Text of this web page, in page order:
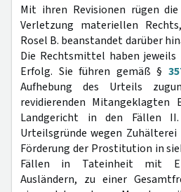
Mit ihren Revisionen rügen
Verletzung materiellen
Rosel B. beanstandet darüber
Die Rechtsmittel haben jeweils
Erfolg. Sie führen gemäß §
Aufhebung des Urteils
revidierenden Mitangeklagten
Landgericht in den Fällen
Urteilsgründe wegen
Förderung der Prostitution in
Fällen in Tateinheit mit
Ausländern, zu einer